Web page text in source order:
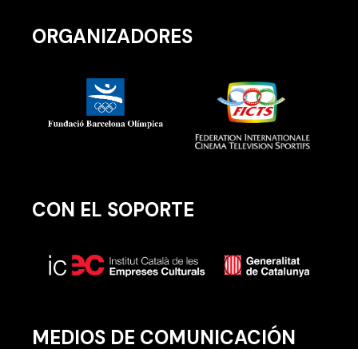
ORGANIZADORES
CON EL SOPORTE
MEDIOS DE COMUNICACIÓN